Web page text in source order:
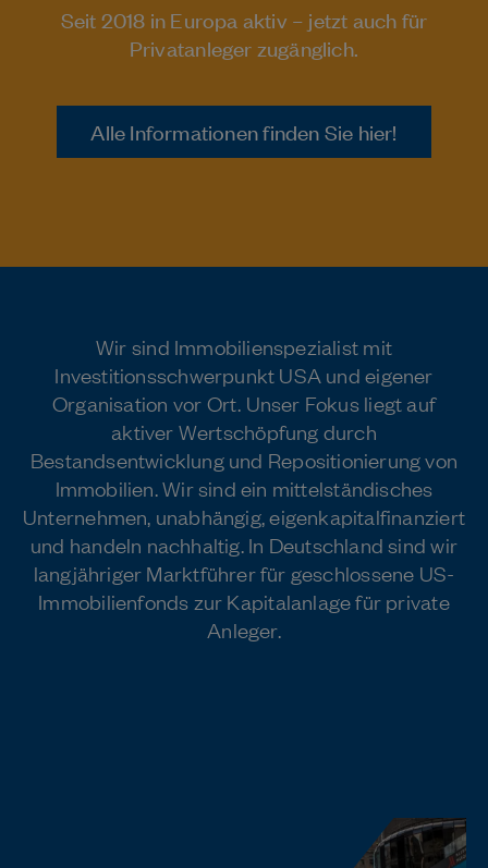
Seit 2018 in Europa aktiv – jetzt auch für
Privatanleger zugänglich.
Alle Informationen finden Sie hier!
Wir sind Immobilienspezialist mit
Investitionsschwerpunkt USA und eigener
Organisation vor Ort. Unser Fokus liegt auf
aktiver Wertschöpfung durch
Bestandsentwicklung und Repositionierung von
Immobilien. Wir sind ein mittelständisches
Unternehmen, unabhängig, eigenkapitalfinanziert
und handeln nachhaltig. In Deutschland sind wir
langjähriger Marktführer für geschlossene US-
Immobilienfonds zur Kapitalanlage für private
Anleger.